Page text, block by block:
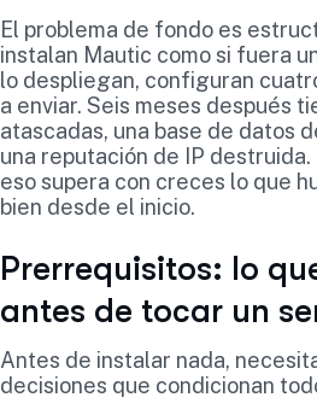
El problema de fondo es
instalan Mautic como si fuera
lo despliegan, configuran
a enviar. Seis meses después
atascadas, una base de datos
una reputación de IP
eso supera con creces lo que
bien desde el inicio.
Prerrequisitos: lo
antes de tocar un
Antes de instalar nada,
decisiones que condicionan